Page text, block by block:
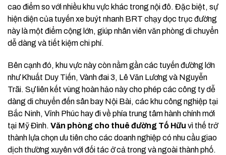
cao điểm so với nhiều khu vực khác trong nội đô. Đặc biệt, sự
hiện diện của tuyến xe buýt nhanh BRT chạy dọc trục đường
này là một điểm cộng lớn, giúp nhân viên văn phòng di chuyển
dễ dàng và tiết kiệm chi phí.
Bên cạnh đó, khu vực này còn nằm gần các tuyến đường lớn
như Khuất Duy Tiến, Vành đai 3, Lê Văn Lương và Nguyễn
Trãi. Sự liên kết vùng hoàn hảo này cho phép các công ty dễ
dàng di chuyển đến sân bay Nội Bài, các khu công nghiệp tại
Bắc Ninh, Vĩnh Phúc hay đi về phía trung tâm hành chính mới
tại Mỹ Đình. Văn phòng cho thuê đường Tố Hữu vì thế trở
thành lựa chọn ưu tiên cho các doanh nghiệp có nhu cầu giao
dịch thường xuyên với đối tác ở cả trong và ngoài thành phố.